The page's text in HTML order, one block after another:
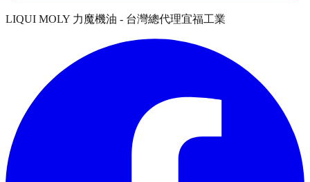
LIQUI MOLY 力魔機油 - 台灣總代理宜福工業